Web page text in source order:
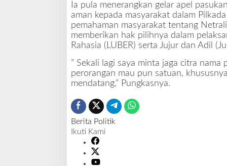
Ia pula menerangkan gelar apel
aman kepada masyarakat dalam
pemahaman masyarakat tentang
memberikan hak pilihnya dalam
Rahasia (LUBER) serta Jujur dan Adil
” Sekali lagi saya minta jaga citra
perorangan mau pun satuan,
mendatang,” Pungkasnya.
Berita Politik
Ikuti Kami